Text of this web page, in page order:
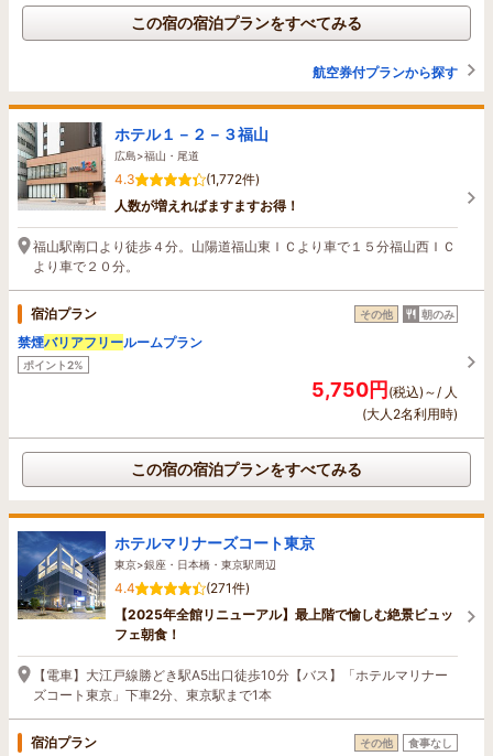
この宿の宿泊プランをすべてみる
航空券付プランから探す
ホテル１－２－３福山
広島>福山・尾道
4.3
(1,772件)
人数が増えればますますお得！
福山駅南口より徒歩４分。山陽道福山東ＩＣより車で１５分福山西ＩＣ
より車で２０分。
宿泊プラン その他 朝のみ
禁煙バリアフリールームプラン
ポイント2%
5,750円(税込)～/ 人
(大人2名利用時)
この宿の宿泊プランをすべてみる
ホテルマリナーズコート東京
東京>銀座・日本橋・東京駅周辺
4.4
(271件)
【2025年全館リニューアル】最上階で愉しむ絶景ビュッ
フェ朝食！
【電車】大江戸線勝どき駅A5出口徒歩10分【バス】「ホテルマリナー
ズコート東京」下車2分、東京駅まで1本
宿泊プラン その他 食事なし